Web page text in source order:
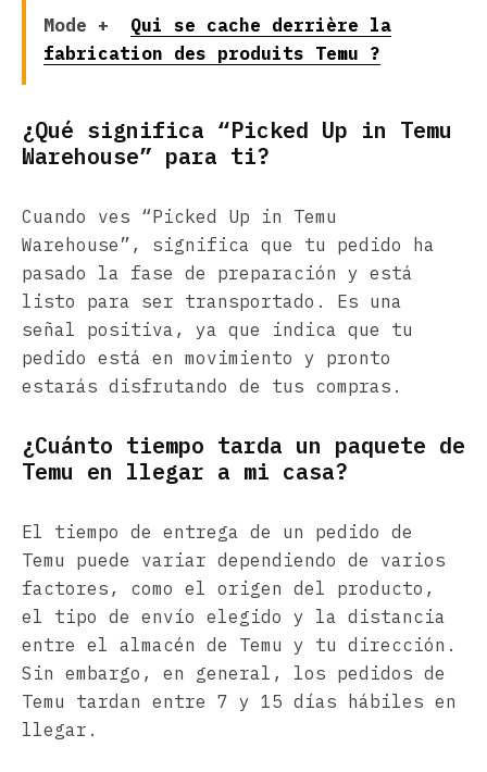
Mode +
Qui se cache derrière la
fabrication des produits Temu ?
¿Qué significa “Picked Up in Temu
Warehouse” para ti?
Cuando ves “Picked Up in Temu
Warehouse”, significa que tu pedido ha
pasado la fase de preparación y está
listo para ser transportado. Es una
señal positiva, ya que indica que tu
pedido está en movimiento y pronto
estarás disfrutando de tus compras.
¿Cuánto tiempo tarda un paquete de
Temu en llegar a mi casa?
El tiempo de entrega de un pedido de
Temu puede variar dependiendo de varios
factores, como el origen del producto,
el tipo de envío elegido y la distancia
entre el almacén de Temu y tu dirección.
Sin embargo, en general, los pedidos de
Temu tardan entre 7 y 15 días hábiles en
llegar.